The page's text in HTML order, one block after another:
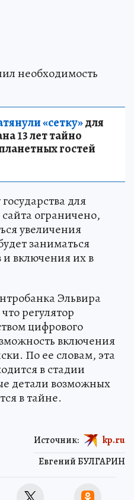
необходимость
«сетку»для
13 лет тайно
гостей
для
ограничено,
увеличения
заниматься
и включения их в
Эльвира
регулятор
цифрового
включения
По ее словам, эта
в стадии
детали возможных
в тайне.
Евгений БУЛГАРИН
Источник: kp.ru